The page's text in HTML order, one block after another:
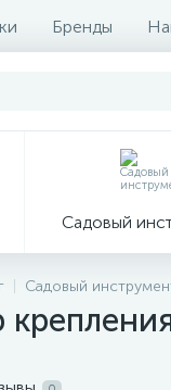
Бренды
Садовый
Садовый